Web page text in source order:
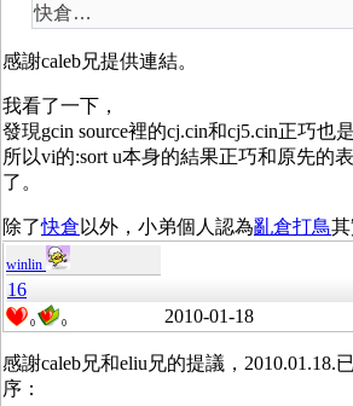
快倉…
感謝caleb兄提供連結。
我看了一下，
發現gcin source裡的cj.cin和cj5.cin正巧也
所以vi的:sort u本身的結果正巧和原先的
了。
除了快倉以外，小弟個人認為亂倉打鳥
winlin
16
0 0 2010-01-18
感謝caleb兄和eliu兄的提議，2010.01.18.
序：